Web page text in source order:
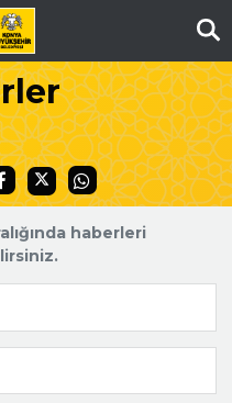
haberleri